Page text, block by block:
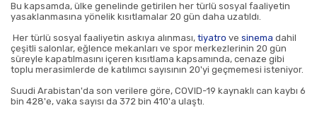
Bu kapsamda, ülke genelinde getirilen her türlü sosyal faaliyetin
yasaklanmasına yönelik kısıtlamalar 20 gün daha uzatıldı.
Her türlü sosyal faaliyetin askıya alınması, tiyatro ve sinema dahil
çeşitli salonlar, eğlence mekanları ve spor merkezlerinin 20 gün
süreyle kapatılmasını içeren kısıtlama kapsamında, cenaze gibi
toplu merasimlerde de katılımcı sayısının 20'yi geçmemesi isteniyor.
Suudi Arabistan'da son verilere göre, COVID-19 kaynaklı can kaybı 6
bin 428'e, vaka sayısı da 372 bin 410'a ulaştı.